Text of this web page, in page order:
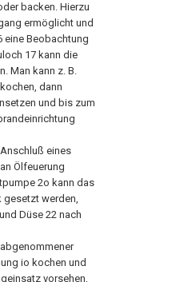
backen. Hierzu
ermöglicht und
eine Beobachtung
17 kann die
Man kann z. B.
dann
und bis zum
eines
Ölfeuerung
2o kann das
gesetzt werden,
Düse 22 nach
io kochen und
vorsehen,